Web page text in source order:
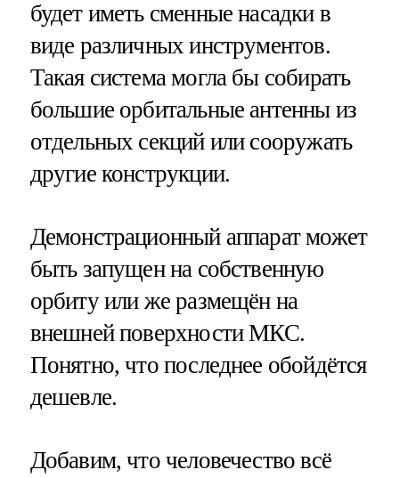
будет иметь сменные насадки в
виде различных инструментов.
Такая система могла бы собирать
большие орбитальные антенны из
отдельных секций или сооружать
другие конструкции.
Демонстрационный аппарат может
быть запущен на собственную
орбиту или же размещён на
внешней поверхности МКС.
Понятно, что последнее обойдётся
дешевле.
Добавим, что человечество всё